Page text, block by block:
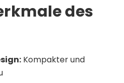
des
Kompakter und